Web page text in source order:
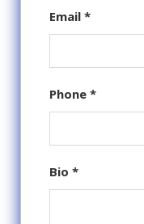
Email *
Phone *
Bio *